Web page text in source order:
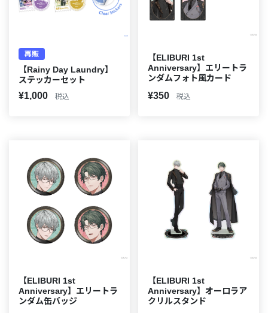
再販
【Rainy Day Laundry】
ステッカーセット
¥1,000 税込
【ELIBURI 1st
Anniversary】エリートラ
ンダムフォト風カード
¥350 税込
【ELIBURI 1st
Anniversary】エリートラ
ンダム缶バッジ
【ELIBURI 1st
Anniversary】オーロラア
クリルスタンド